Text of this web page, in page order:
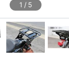
1 / 5